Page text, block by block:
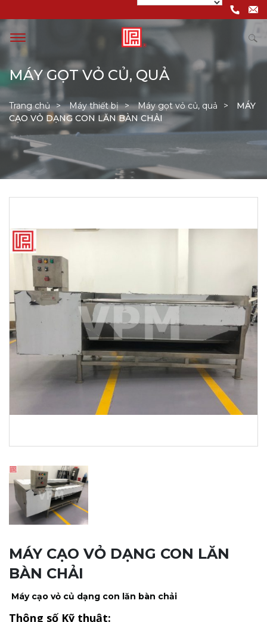
MÁY GỌT VỎ CỦ, QUẢ
Trang chủ Máy thiết bị Máy gọt vỏ củ, quả
MÁY
CẠO VỎ DẠNG CON LĂN BÀN CHẢI
MÁY CẠO VỎ DẠNG CON LĂN
BÀN CHẢI
Máy cạo vỏ củ dạng con lăn bàn chải
Thông số Kỹ thuật: